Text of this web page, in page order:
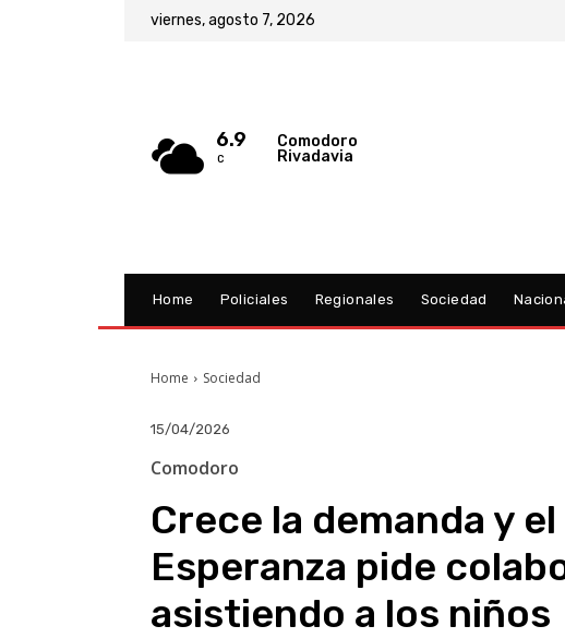
viernes, agosto 7, 2026
6.9
C
Comodoro
Rivadavia
Home Policiales Regionales Sociedad
Home Sociedad
15/04/2026
Comodoro
Crece la demanda y
Esperanza pide
asistiendo a los niños